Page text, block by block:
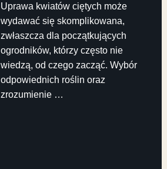
Uprawa kwiatów ciętych może
wydawać się skomplikowana,
zwłaszcza dla początkujących
ogrodników, którzy często nie
wiedzą, od czego zacząć. Wybór
odpowiednich roślin oraz
zrozumienie …